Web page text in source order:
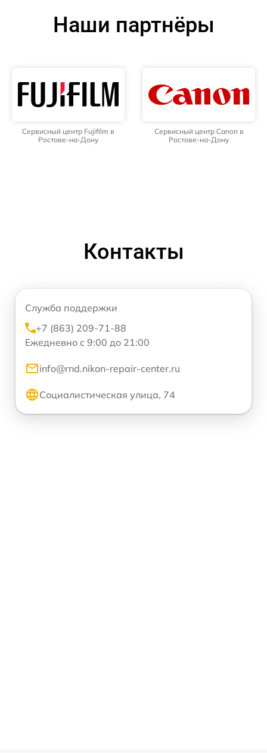
Наши партнёры
Сервисный центр Fujifilm в
Ростове-на-Дону
Сервисный центр Canon в
Ростове-на-Дону
Контакты
Служба поддержки
+7 (863) 209-71-88
Ежедневно с 9:00 до 21:00
info@rnd.nikon-repair-center.ru
Социалистическая улица, 74